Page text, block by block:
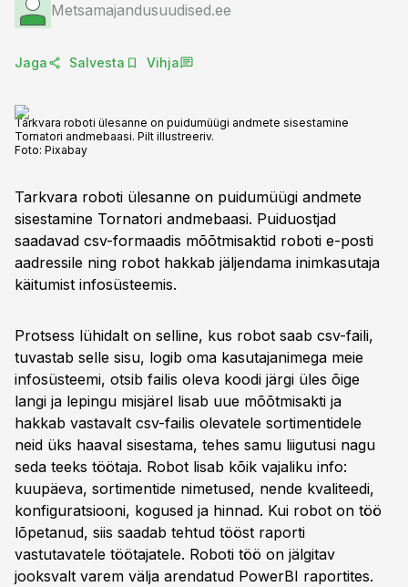
Metsamajandusuudised.ee
Jaga Salvesta Vihja
Tarkvara roboti ülesanne on puidumüügi andmete sisestamine
Tornatori andmebaasi. Pilt illustreeriv.
Foto: Pixabay
Tarkvara roboti ülesanne on puidumüügi andmete
sisestamine Tornatori andmebaasi. Puiduostjad
saadavad csv-formaadis mõõtmisaktid roboti e-posti
aadressile ning robot hakkab jäljendama inimkasutaja
käitumist infosüsteemis.
Protsess lühidalt on selline, kus robot saab csv-faili,
tuvastab selle sisu, logib oma kasutajanimega meie
infosüsteemi, otsib failis oleva koodi järgi üles õige
langi ja lepingu misjärel lisab uue mõõtmisakti ja
hakkab vastavalt csv-failis olevatele sortimentidele
neid üks haaval sisestama, tehes samu liigutusi nagu
seda teeks töötaja. Robot lisab kõik vajaliku info:
kuupäeva, sortimentide nimetused, nende kvaliteedi,
konfiguratsiooni, kogused ja hinnad. Kui robot on töö
lõpetanud, siis saadab tehtud tööst raporti
vastutavatele töötajatele. Roboti töö on jälgitav
jooksvalt varem välja arendatud PowerBI raportites.